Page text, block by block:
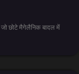
जो छोटे मैगेलैनिक बादल में